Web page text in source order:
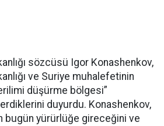
sözcüsü Igor Konashenkov,
ve Suriye muhalefetinin
düşürme bölgesi”
duyurdu. Konashenkov,
bugün yürürlüğe gireceğini ve